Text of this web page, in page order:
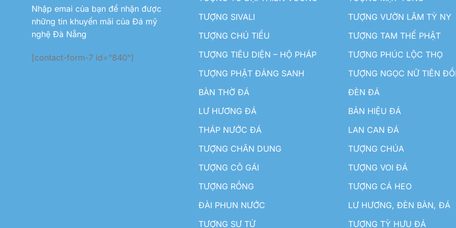
Nhập emai của bạn để nhận được
những tin khuyến mãi của Đá mỹ
nghệ Đà Nẵng
[contact-form-7 id="840"]
TƯỢNG SIVALI
TƯỢNG VƯỜN LÂM TỲ NY
TƯỢNG CHÚ TIỂU
TƯỢNG TAM THẾ PHẬT
TƯỢNG TIÊU DIỆN – HỘ PHÁP
TƯỢNG PHÚC LỘC THỌ
TƯỢNG PHẬT ĐẢNG SANH
TƯỢNG NGỌC NỮ TIÊN
BÀN THỜ ĐÁ
ĐÈN ĐÁ
LƯ HƯƠNG ĐÁ
BẢN HIỆU ĐÁ
THÁP NƯỚC ĐÁ
LAN CAN ĐÁ
TƯỢNG CHÂN DUNG
TƯỢNG CHÚA
TƯỢNG CÔ GÁI
TƯỢNG VOI ĐÁ
TƯỢNG RỒNG
TƯỢNG CÁ HEO
ĐÀI PHUN NƯỚC
LƯ HƯƠNG, ĐÈN BÀN, ĐÁ
TƯỢNG SƯ TỬ
TƯỢNG TỲ HƯU ĐÁ